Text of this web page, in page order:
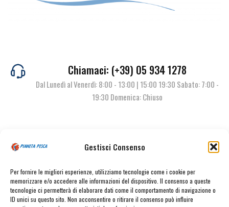
Gestisci Consenso
Per fornire le migliori esperienze, utilizziamo tecnologie come i cookie per
memorizzare e/o accedere alle informazioni del dispositivo. Il consenso a queste
tecnologie ci permetterà di elaborare dati come il comportamento di navigazione o
ID unici su questo sito. Non acconsentire o ritirare il consenso può influire
Chiamaci: (+39) 05 934 1278
Dal Lunedì al Venerdì: 8:00 - 13:00 | 15:00 19:30 Sabato: 7:00 -
19:30 Domenica: Chiuso